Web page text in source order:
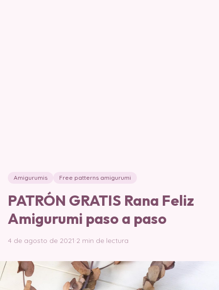
Amigurumis Free patterns amigurumi
PATRÓN GRATIS Rana Feliz
Amigurumi paso a paso
4 de agosto de 2021·2 min de lectura